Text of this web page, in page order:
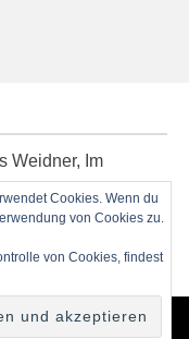
Weidner, Im
E-Mail:
Catch Themes
Cookies. Wenn du
von Cookies zu.
von Cookies, findest